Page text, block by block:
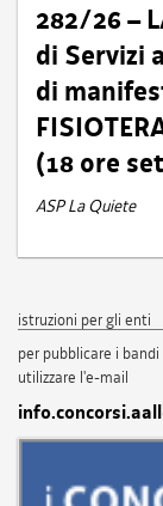
282/26 –
di Servizi
di
(18 ore
ASP La Quiete
istruzioni per gli enti
per pubblicare i
utilizzare l'e-mail